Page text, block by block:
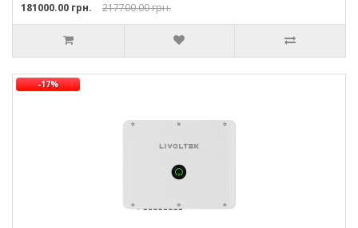
181000.00 грн. 217700.00 грн.
-17%